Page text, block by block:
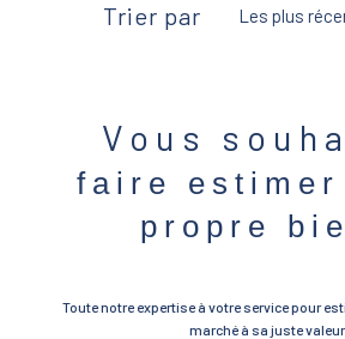
Trier par Les plus
Vous
faire estimer
propre
Toute notre expertise à votre service pour
marché à sa juste valeur.